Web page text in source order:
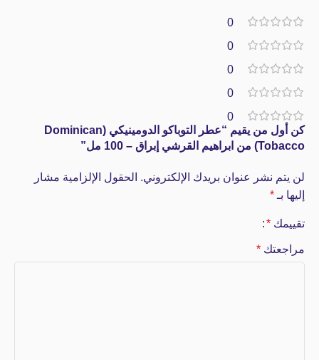
0
0
0
0
0
كن أول من يقيم “عطر التوباكو الدومينيكي (Dominican
Tobacco) من ابراهيم القرشي إبراق – 100 مل”
لن يتم نشر عنوان بريدك الإلكتروني. الحقول الإلزامية مشار
إليها بـ *
تقييمك *
مراجعتك *